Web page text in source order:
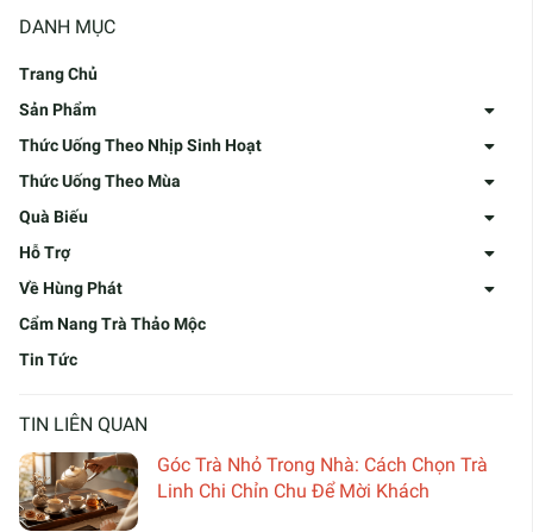
DANH MỤC
Trang Chủ
Sản Phẩm
Thức Uống Theo Nhịp Sinh Hoạt
Thức Uống Theo Mùa
Quà Biếu
Hỗ Trợ
Về Hùng Phát
Cẩm Nang Trà Thảo Mộc
Tin Tức
TIN LIÊN QUAN
Góc Trà Nhỏ Trong Nhà: Cách Chọn Trà
Linh Chi Chỉn Chu Để Mời Khách